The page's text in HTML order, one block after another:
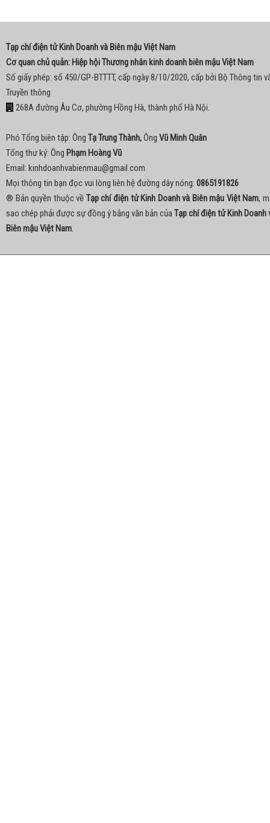
Tạp chí điện tử Kinh Doanh và Biên mậu Việt Nam
Cơ quan chủ quản: Hiệp hội Thương nhân kinh doanh biên mậu Việt Nam
Số giấy phép: số 450/GP-BTTTT, cấp ngày 8/10/2020, cấp bởi Bộ Thông tin
Truyền thông
268A đường Âu Cơ, phường Hồng Hà, thành phố Hà Nội.
Phó Tổng biên tập: Ông Tạ Trung Thành,Ông Vũ Minh Quân
Tổng thư ký: Ông Phạm Hoàng Vũ
Email: kinhdoanhvabienmau@gmail.com
Mọi thông tin bạn đọc vui lòng liên hệ đường dây nóng: 0865191826
® Bản quyền thuộc về Tạp chí điện tử Kinh Doanh và Biên mậu Việt Nam,
sao chép phải được sự đồng ý bằng văn bản củaTạp chí điện tử Kinh Doanh
Biên mậu Việt Nam.